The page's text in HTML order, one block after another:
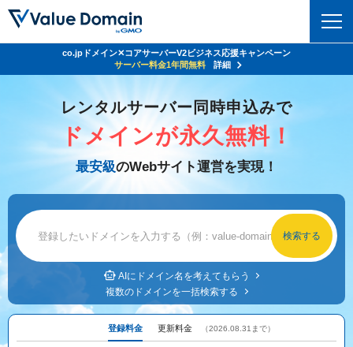
ドメイントップ
ドメイン検索
ドメイン価格一覧
.jpドメインオークション
NEW!
レンタルサーバー
サーバートップ
バリューサーバー
XREA
Oneレンタルサーバー
セキュリティ
セキュリティトップ
Value Domain ネットde診断
SSL証明書
サービス
サービストップ
お得意様割引
facebook
x
サポート
マニュアル ライブチャット
お問い合わせ
Value Domain 24周年キャンペーン
24%OFFクーポンGET＆その他特典あり！
co.jpドメイン✕コアサーバーV2ビジネス応援キャンペーン
サーバー料金1年間無料
詳細
レンタルサーバー同時申込みで
ドメインが永久無料！
最安級のWebサイト運営を実現！
AIにドメイン名を考えてもらう
複数のドメインを一括検索する
登録料金 更新料金 （2026.08.31まで）